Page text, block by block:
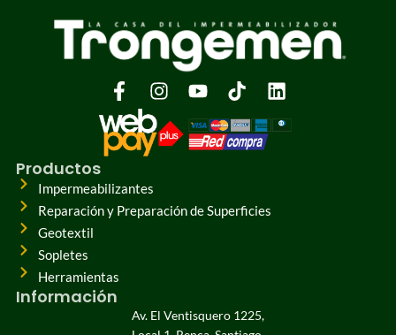
Información
Av. El Ventisquero 1225,
Productos
Impermeabilizantes
Reparación y Preparación de Superficies
Geotextil
Sopletes
Herramientas